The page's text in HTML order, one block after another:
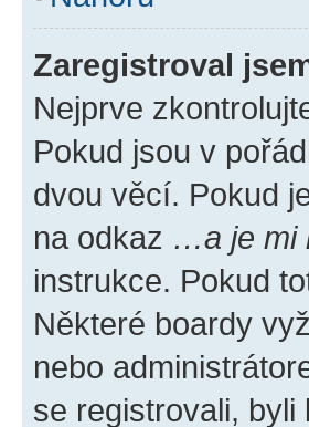
Zaregistroval
Nejprve
Pokud jsou v
dvou věcí. Pokud
na odkaz …a je mi
instrukce. Pokud
Některé boardy
nebo
se registrovali,